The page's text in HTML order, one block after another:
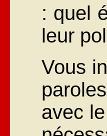
: quel
leur
Vous
avec